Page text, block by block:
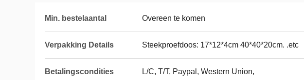
Min. bestelaantal Overeen te komen
Verpakking Details Steekproefdoos: 17*12*4cm 40*40*20cm. .etc
Betalingscondities L/C, T/T, Paypal, Western Union,